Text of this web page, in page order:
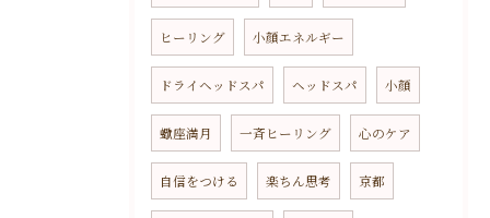
ヒーリング 小顔エネルギー
ドライヘッドスパ ヘッドスパ 小顔
蠍座満月 一斉ヒーリング 心のケア
自信をつける 楽ちん思考 京都